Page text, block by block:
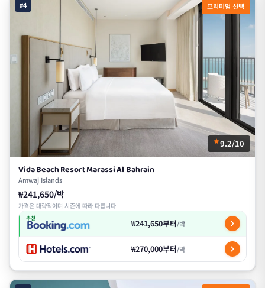
#4 프리미엄 선택
9.2/10
Vida Beach Resort Marassi Al Bahrain
Amwaj Islands
₩241,650/박
가격은 대략적이며 시즌에 따라 다릅니다
추천 ₩241,650부터/박
₩270,000부터/박